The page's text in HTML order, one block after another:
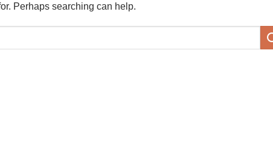
Perhaps searching can help.